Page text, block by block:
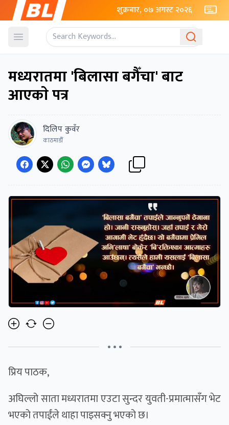
शुक्रबार, ०७ अगस्ट २०२६
Open menu
मध्यरातमा 'बिलासा बगैँचा' बाट
आएकाे पत्र
दिलिप कुवँर
काठमाडौँ
• • •
प्रिय पाठक,
अघिल्लो साता मध्यरातमा एउटा सुन्दर युवती-प्रमात्मासँग भेट
भएको तपाईंले थाहा पाइसक्नु भएको छ।